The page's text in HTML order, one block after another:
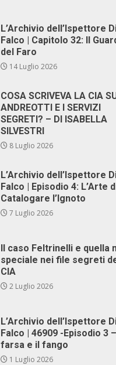
L’Archivio dell’Ispettore
Falco | Capitolo 32: Il
del Faro
14 Luglio 2026
COSA SCRIVEVA LA CIA
ANDREOTTI E I SERVIZI
SEGRETI? – DI ISABELLA
SILVESTRI
8 Luglio 2026
L’Archivio dell’Ispettore
Falco | Episodio 4: L’Arte
Catalogare l’Ignoto
7 Luglio 2026
Il caso Feltrinelli e quella
speciale nei file segreti
CIA
2 Luglio 2026
L’Archivio dell’Ispettore
Falco | 46909 -Episodio 3
farsa e il fango
1 Luglio 2026